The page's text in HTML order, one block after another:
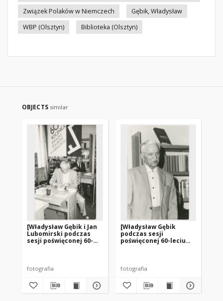
Związek Polaków w Niemczech
Gębik, Władysław
WBP (Olsztyn)
Biblioteka (Olsztyn)
OBJECTS similar
[Władysław Gębik i Jan
Lubomirski podczas
sesji poświęconej 60-
fotografia
[Władysław Gębik
podczas sesji
poświęconej 60-leciu
fotografia